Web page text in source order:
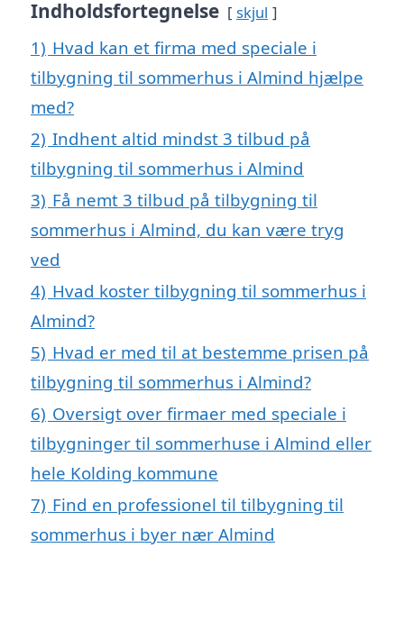
Indholdsfortegnelse skjul
1) Hvad kan et firma med speciale i
tilbygning til sommerhus i Almind hjælpe
med?
2) Indhent altid mindst 3 tilbud på
tilbygning til sommerhus i Almind
3) Få nemt 3 tilbud på tilbygning til
sommerhus i Almind, du kan være tryg
ved
4) Hvad koster tilbygning til sommerhus i
Almind?
5) Hvad er med til at bestemme prisen på
tilbygning til sommerhus i Almind?
6) Oversigt over firmaer med speciale i
tilbygninger til sommerhuse i Almind eller
hele Kolding kommune
7) Find en professionel til tilbygning til
sommerhus i byer nær Almind